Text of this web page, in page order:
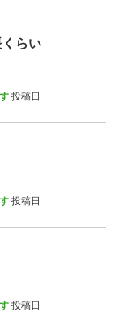
らい
投稿日
投稿日
投稿日